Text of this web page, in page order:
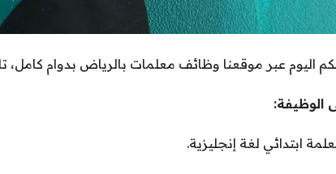
اليوم عبر موقعنا وظائف معلمات بالرياض بدوام كامل،
ابتدائي لغة إنجليزية.